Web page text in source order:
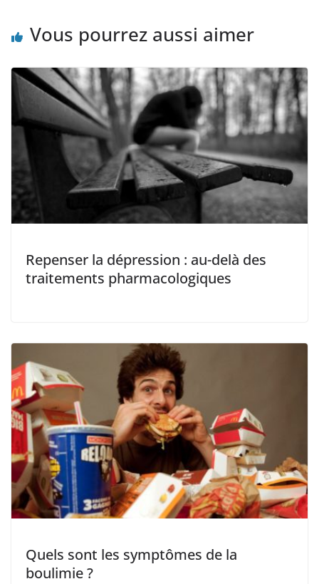
Vous pourrez aussi aimer
Repenser la dépression : au-delà des
traitements pharmacologiques
Quels sont les symptômes de la
boulimie ?